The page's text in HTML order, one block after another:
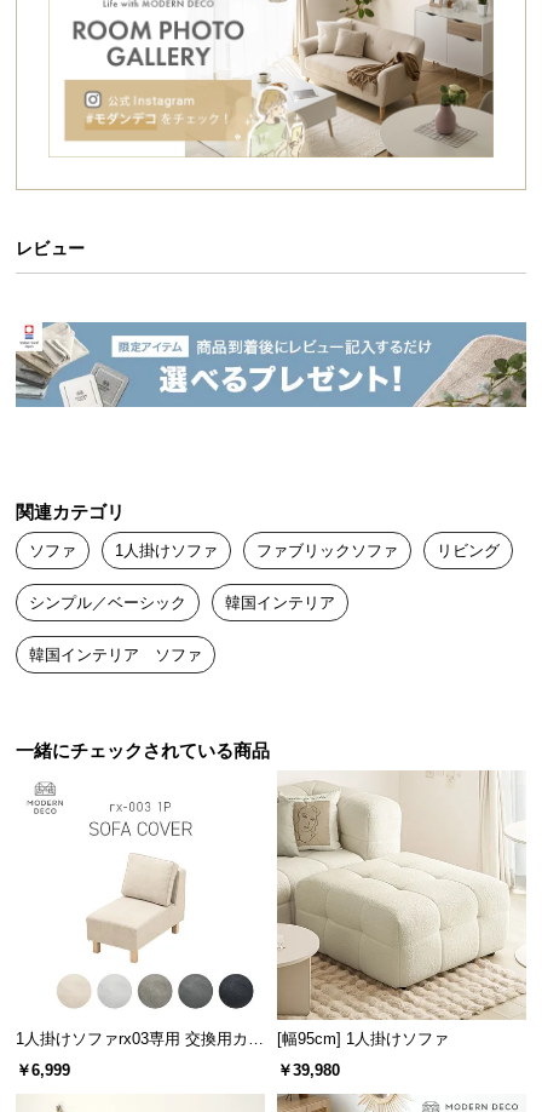
イ
払
い
に
配
送
料
に
つ
い
大
型
商
つ
て
レビュー
関連カテゴリ
ソファ 1人掛けソファ ファブリックソファ リビング
シンプル／ベーシック 韓国インテリア
韓国インテリア ソファ
一緒にチェックされている商品
1人掛けソファrx03専用 交換用カバ
ー
￥6,999
[幅95cm] 1人掛けソファ
￥39,980